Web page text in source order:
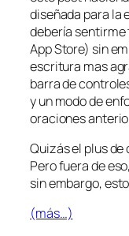
diseñada para la
debería sentirme
App Store) sin
escritura mas
barra de
y un modo de
oraciones
Quizás el plus
Pero fuera de
sin embargo,
(más…)